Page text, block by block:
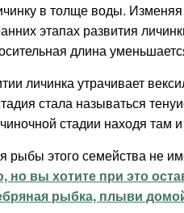
в толще воды.
этапах развития
длина
личинка утрачивает
стала называться
стадии находя там
рыбы этого семейства не
вы хотите при это
рыбка, плыви